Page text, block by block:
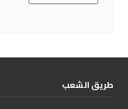
طریق الشعب